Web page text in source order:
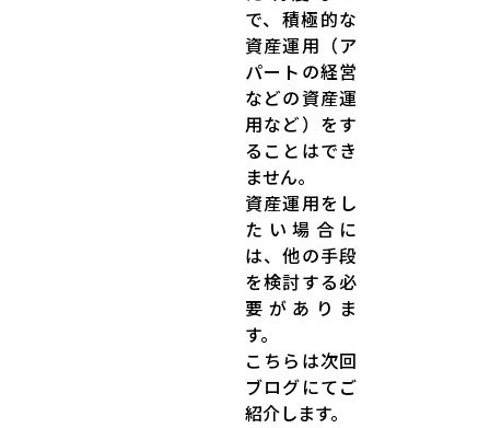
で、積極的な
資産運用（ア
パートの経営
などの資産運
用など）をす
ることはでき
ません。
資産運用をし
たい場合に
は、他の手段
を検討する必
要がありま
す。
こちらは次回
ブログにてご
紹介します。